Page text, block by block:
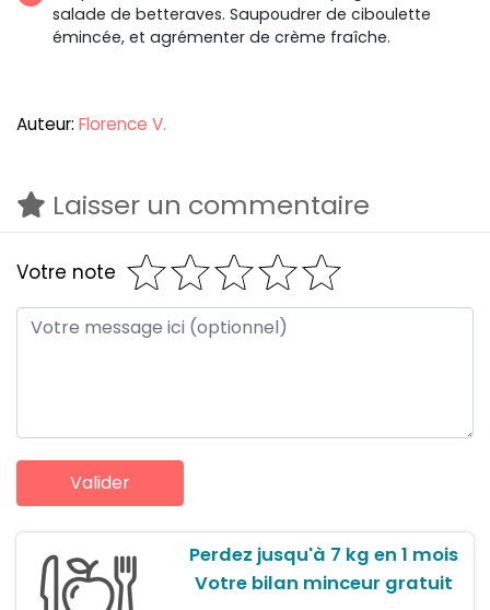
salade de betteraves. Saupoudrer de ciboulette
émincée, et agrémenter de crème fraîche.
Auteur: Florence V.
Laisser un commentaire
Votre note
Perdez jusqu'à 7 kg en 1 mois
Votre bilan minceur gratuit